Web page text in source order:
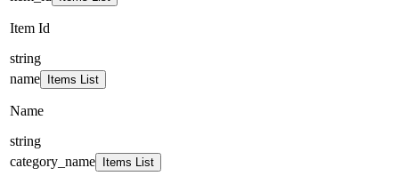
Item Id
string
name
Items List
Name
string
category_name
Items List